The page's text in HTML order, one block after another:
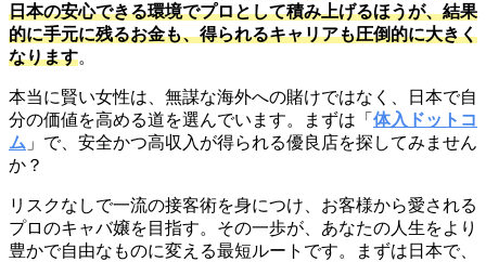
日本の安心できる環境でプロとして積み上げるほうが、結果
的に手元に残るお金も、得られるキャリアも圧倒的に大きく
なります。
本当に賢い女性は、無謀な海外への賭けではなく、日本で自
分の価値を高める道を選んでいます。まずは「 体入ドットコ
ム 」で、安全かつ高収入が得られる優良店を探してみません
か？
リスクなしで一流の接客術を身につけ、お客様から愛される
プロのキャバ嬢を目指す。その一歩が、あなたの人生をより
豊かで自由なものに変える最短ルートです。まずは日本で、